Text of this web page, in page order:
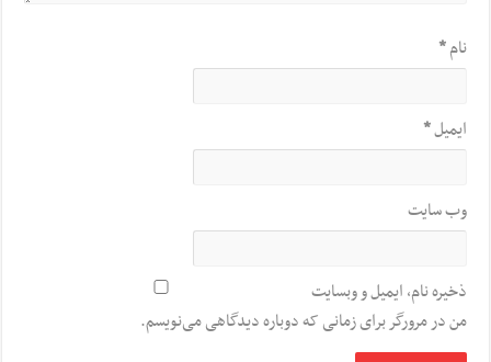
نام*
ایمیل*
وب‌ سایت
ذخیره نام، ایمیل و وبسایت
من در مرورگر برای زمانی که دوباره دیدگاهی می‌نویسم.